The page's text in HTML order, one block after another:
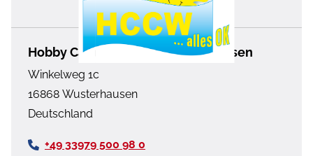
Sonderpreis
Dein Sparvorteil
Hobby Caravan Center Wusterhausen
Winkelweg 1c
16868 Wusterhausen
Deutschland
+49 33979 500 98 0